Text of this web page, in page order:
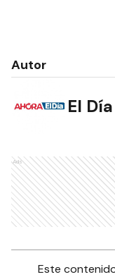
Autor
El
Ads
Este